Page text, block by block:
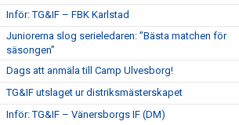
Inför: TG&IF – FBK Karlstad
Juniorerna slog serieledaren: ”Bästa matchen för
säsongen”
Dags att anmäla till Camp Ulvesborg!
TG&IF utslaget ur distriksmästerskapet
Inför: TG&IF – Vänersborgs IF (DM)